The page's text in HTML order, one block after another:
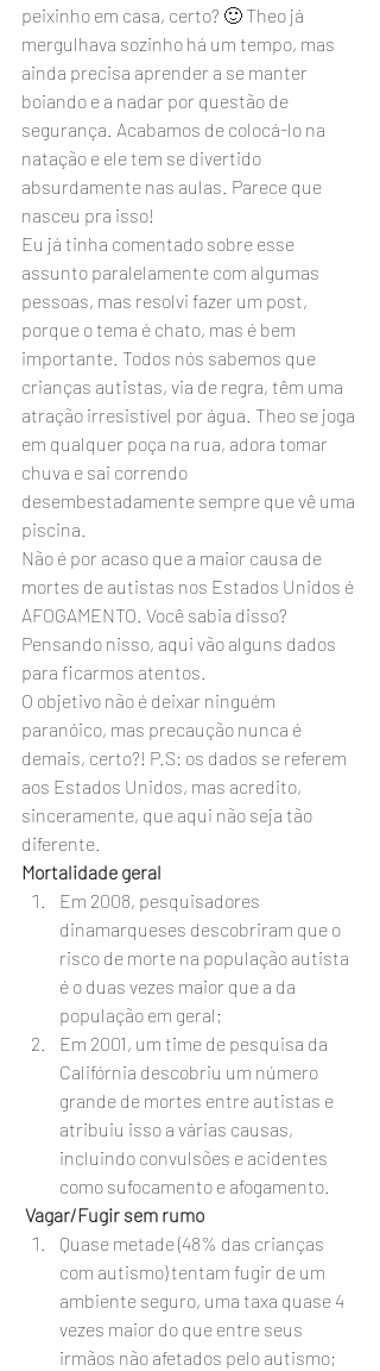
peixinho em casa, certo? 🙂 Theo já
mergulhava sozinho há um tempo, mas
ainda precisa aprender a se manter
boiando e a nadar por questão de
segurança. Acabamos de colocá-lo na
natação e ele tem se divertido
absurdamente nas aulas. Parece que
nasceu pra isso!
Eu já tinha comentado sobre esse
assunto paralelamente com algumas
pessoas, mas resolvi fazer um post,
porque o tema é chato, mas é bem
importante. Todos nós sabemos que
crianças autistas, via de regra, têm uma
atração irresistível por água. Theo se joga
em qualquer poça na rua, adora tomar
chuva e sai correndo
desembestadamente sempre que vê uma
piscina.
Não é por acaso que a maior causa de
mortes de autistas nos Estados Unidos é
AFOGAMENTO. Você sabia disso?
Pensando nisso, aqui vão alguns dados
para ficarmos atentos.
O objetivo não é deixar ninguém
paranóico, mas precaução nunca é
demais, certo?! P.S: os dados se referem
aos Estados Unidos, mas acredito,
sinceramente, que aqui não seja tão
diferente.
Mortalidade geral
Em 2008, pesquisadores
dinamarqueses descobriram que o
risco de morte na população autista
é o duas vezes maior que a da
população em geral;
Em 2001, um time de pesquisa da
Califórnia descobriu um número
grande de mortes entre autistas e
atribuiu isso a várias causas,
incluindo convulsões e acidentes
como sufocamento e afogamento.
Vagar/Fugir sem rumo
Quase metade (48% das crianças
com autismo) tentam fugir de um
ambiente seguro, uma taxa quase 4
vezes maior do que entre seus
irmãos não afetados pelo autismo;